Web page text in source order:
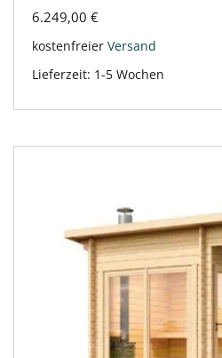
6.249,00 €
kostenfreier Versand
Lieferzeit: 1-5 Wochen